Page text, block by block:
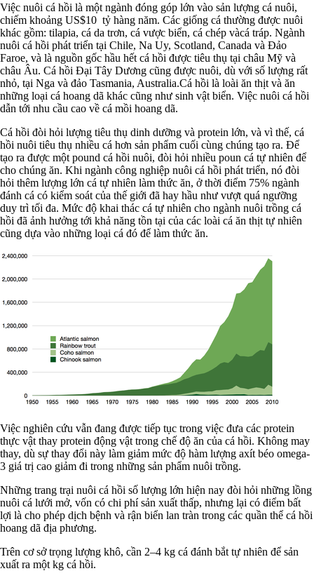
Việc nuôi cá hồi là một ngành đóng góp lớn vào sản lượng cá nuôi,
chiếm khoảng US$10 tỷ hàng năm. Các giống cá thường được nuôi
khác gồm: tilapia, cá da trơn, cá vược biển, cá chép vàcá tráp. Ngành
nuôi cá hồi phát triển tại Chile, Na Uy, Scotland, Canada và Đảo
Faroe, và là nguồn gốc hầu hết cá hồi được tiêu thụ tại châu Mỹ và
châu Âu. Cá hồi Đại Tây Dương cũng được nuôi, dù với số lượng rất
nhỏ, tại Nga và đảo Tasmania, Australia.Cá hồi là loài ăn thịt và ăn
những loại cá hoang dã khác cũng như sinh vật biển. Việc nuôi cá hồi
dẫn tới nhu cầu cao về cá mồi hoang dã.
Cá hồi đòi hỏi lượng tiêu thụ dinh dưỡng và protein lớn, và vì thế, cá
hồi nuôi tiêu thụ nhiều cá hơn sản phẩm cuối cùng chúng tạo ra. Để
tạo ra được một pound cá hồi nuôi, đòi hỏi nhiều poun cá tự nhiên để
cho chúng ăn. Khi ngành công nghiệp nuôi cá hồi phát triển, nó đòi
hỏi thêm lượng lớn cá tự nhiên làm thức ăn, ở thời điểm 75% ngành
đánh cá có kiểm soát của thế giới đã hay hầu như vượt quá ngưỡng
duy trì tối đa. Mức độ khai thác cá tự nhiên cho ngành nuôi trồng cá
hồi đã ảnh hưởng tới khả năng tồn tại của các loài cá ăn thịt tự nhiên
cũng dựa vào những loại cá đó để làm thức ăn.
Việc nghiên cứu vẫn đang được tiếp tục trong việc đưa các protein
thực vật thay protein động vật trong chế độ ăn của cá hồi. Không may
thay, dù sự thay đổi này làm giảm mức độ hàm lượng axít béo omega-
3 giá trị cao giảm đi trong những sản phẩm nuôi trồng.
Những trang trại nuôi cá hồi số lượng lớn hiện nay đòi hỏi những lồng
nuôi cá lưới mở, vốn có chi phí sản xuất thấp, nhưng lại có điểm bất
lợi là cho phép dịch bệnh và rận biển lan tràn trong các quần thể cá hồi
hoang dã địa phương.
Trên cơ sở trọng lượng khô, cần 2–4 kg cá đánh bắt tự nhiên để sản
xuất ra một kg cá hồi.